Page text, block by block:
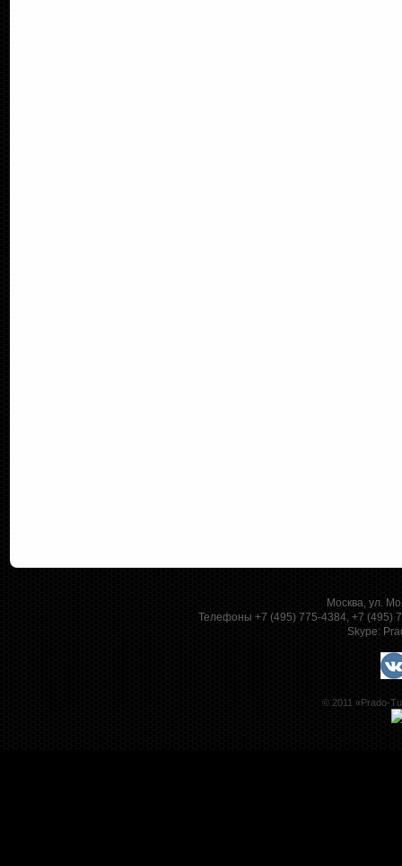
Москва, ул.
Телефоны +7 (495) 775-4384, +7 (495)
Skype:
© 2011 «Prado-